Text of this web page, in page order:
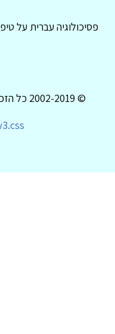
פסיכולוגיה עברית על
© 2002-2019 כל הזכויות שמורות לפסיכולוגיה עברית